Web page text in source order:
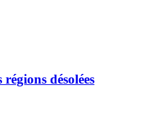
désolées